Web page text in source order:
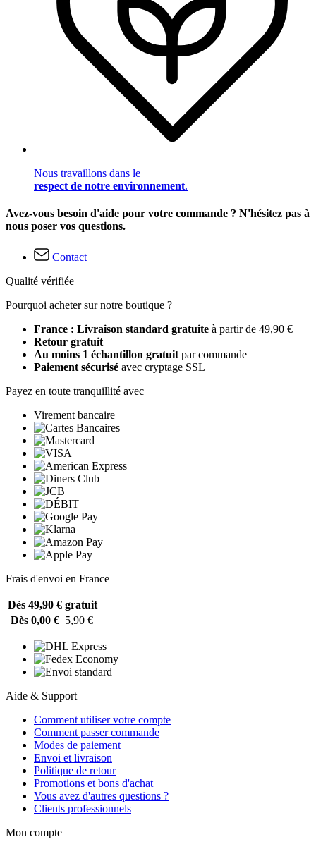
Nous travaillons dans le
respect de notre environnement.
Avez-vous besoin d'aide pour votre commande ? N'hésitez pas à
nous poser vos questions.
Contact
Qualité vérifiée
Pourquoi acheter sur notre boutique ?
France : Livraison standard gratuite à partir de 49,90 €
Retour gratuit
Au moins 1 échantillon gratuit par commande
Paiement sécurisé avec cryptage SSL
Payez en toute tranquillité avec
Virement bancaire
Frais d'envoi en France
Dès 49,90 € gratuit
Dès 0,00 € 5,90 €
Aide & Support
Comment utiliser votre compte
Comment passer commande
Modes de paiement
Envoi et livraison
Politique de retour
Promotions et bons d'achat
Vous avez d'autres questions ?
Clients professionnels
Mon compte